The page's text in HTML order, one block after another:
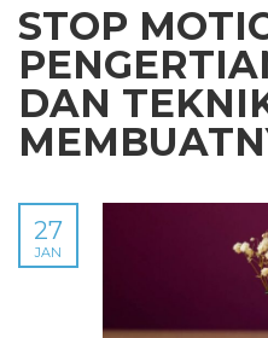
STOP
DAN
27
JAN